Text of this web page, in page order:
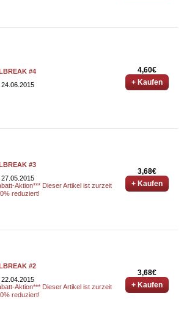
#4
24.06.2015
4,60€
+ Kaufen
#3
27.05.2015
Aktion*** Dieser Artikel ist zurzeit
reduziert!
3,68€
+ Kaufen
#2
22.04.2015
Aktion*** Dieser Artikel ist zurzeit
reduziert!
3,68€
+ Kaufen